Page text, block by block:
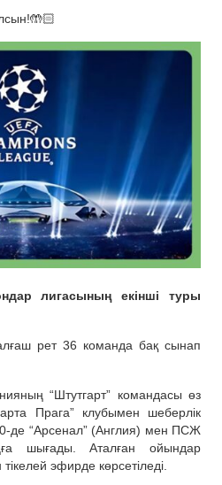
лигасының екінші туры
рет 36 команда бақ сынап
“Штутгарт” командасы өз
Прага” клубымен шеберлік
де “Арсенал” (Англия) мен ПСЖ
шығады. Аталған ойындар
эфирде көрсетіледі.